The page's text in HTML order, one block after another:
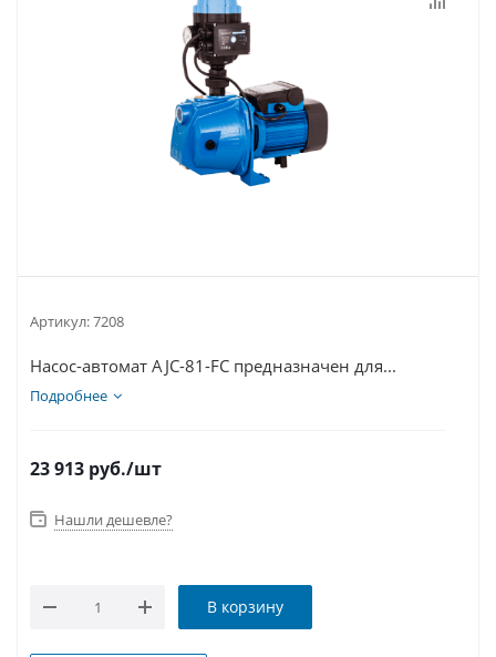
Артикул:7208
Насос-автомат AJC-81-FС предназначен для...
Подробнее
23 913 руб./шт
Нашли дешевле?
В корзину